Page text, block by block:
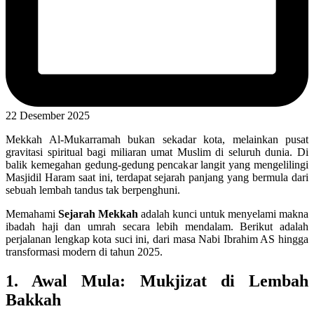
22 Desember 2025
Mekkah Al-Mukarramah bukan sekadar kota, melainkan pusat
gravitasi spiritual bagi miliaran umat Muslim di seluruh dunia. Di
balik kemegahan gedung-gedung pencakar langit yang mengelilingi
Masjidil Haram saat ini, terdapat sejarah panjang yang bermula dari
sebuah lembah tandus tak berpenghuni.
Memahami Sejarah Mekkah adalah kunci untuk menyelami makna
ibadah haji dan umrah secara lebih mendalam. Berikut adalah
perjalanan lengkap kota suci ini, dari masa Nabi Ibrahim AS hingga
transformasi modern di tahun 2025.
1. Awal Mula: Mukjizat di Lembah
Bakkah